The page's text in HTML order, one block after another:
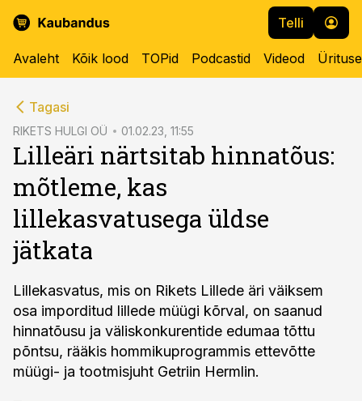
Telli
Avaleht Kõik lood TOPid Podcastid Videod
Tagasi
RIKETS HULGI OÜ 01.02.23, 11:55
Lilleäri närtsitab hinnatõus:
mõtleme, kas
lillekasvatusega üldse
jätkata
Lillekasvatus, mis on Rikets Lillede äri väiksem
osa imporditud lillede müügi kõrval, on saanud
hinnatõusu ja väliskonkurentide edumaa tõttu
põntsu, rääkis hommikuprogrammis ettevõtte
müügi- ja tootmisjuht Getriin Hermlin.